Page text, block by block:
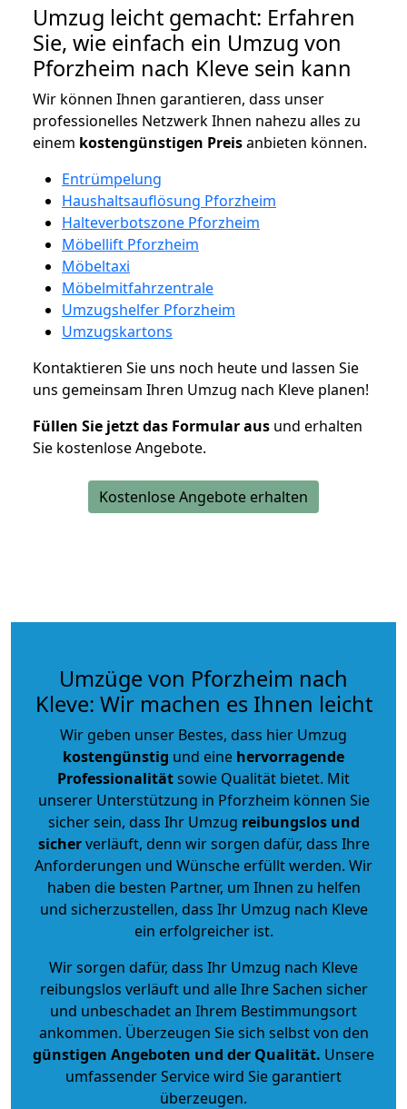
Umzug leicht gemacht: Erfahren
Sie, wie einfach ein Umzug von
Pforzheim nach Kleve sein kann
Wir können Ihnen garantieren, dass unser
professionelles Netzwerk Ihnen nahezu alles zu
einem kostengünstigen Preisanbieten können.
Entrümpelung
Haushaltsauflösung Pforzheim
Halteverbotszone Pforzheim
Möbellift Pforzheim
Möbeltaxi
Möbelmitfahrzentrale
Umzugshelfer Pforzheim
Umzugskartons
Kontaktieren Sie uns noch heute und lassen Sie
uns gemeinsam Ihren Umzug nach Kleve planen!
Füllen Sie jetzt das Formular aus und erhalten
Sie kostenlose Angebote.
Kostenlose Angebote erhalten
Umzüge von Pforzheim nach
Kleve: Wir machen es Ihnen leicht
Wir geben unser Bestes, dass hier Umzug
kostengünstig und eine hervorragende
Professionalitätsowie Qualität bietet. Mit
unserer Unterstützung in Pforzheim können Sie
sicher sein, dass Ihr Umzug reibungslos und
sicherverläuft, denn wir sorgen dafür, dass Ihre
Anforderungen und Wünsche erfüllt werden. Wir
haben die besten Partner, um Ihnen zu helfen
und sicherzustellen, dass Ihr Umzug nach Kleve
ein erfolgreicher ist.
Wir sorgen dafür, dass Ihr Umzug nach Kleve
reibungslos verläuft und alle Ihre Sachen sicher
und unbeschadet an Ihrem Bestimmungsort
ankommen. Überzeugen Sie sich selbst von den
günstigen Angeboten und der Qualität. Unsere
umfassender Service wird Sie garantiert
überzeugen.